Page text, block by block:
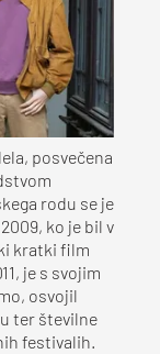
posvečena
rodu se je
ko je bil v
kratki film
je s svojim
osvojil
ter številne
festivalih.